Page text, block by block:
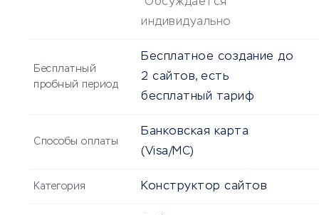
Обсуждается
индивидуально
Бесплатный
пробный период
Бесплатное создание до
2 сайтов, есть
бесплатный тариф
Способы оплаты
Банковская карта
(Visa/MC)
Категория Конструктор сайтов